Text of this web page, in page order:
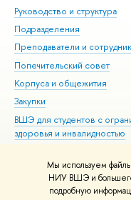
Мы используем
НИУ ВШЭ и большего
подробную
Руководство и структура
Подразделения
Преподаватели и
Попечительский совет
Корпуса и общежития
Закупки
ВШЭ для студентов с
здоровья и инвалидностью
Единая платежная страница